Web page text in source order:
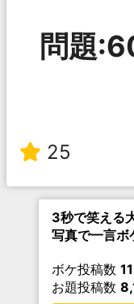
問題
25
3秒で笑える
写真で一言
ボケ投稿数
お題投稿数